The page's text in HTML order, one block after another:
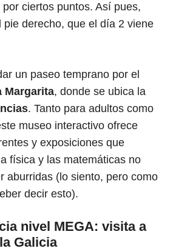
ciertos puntos. Así pues,
pie derecho, que el día 2 viene
un paseo temprano por el
Margarita, donde se ubica la
. Tanto para adultos como
museo interactivo ofrece
y exposiciones que
física y las matemáticas no
aburridas (lo siento, pero como
decir esto).
nivel MEGA: visita a
Galicia